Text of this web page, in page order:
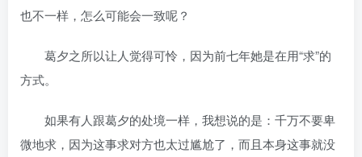
也不一样，怎么可能会一致呢？
葛夕之所以让人觉得可怜，因为前七年她是在用“求”的
方式。
如果有人跟葛夕的处境一样，我想说的是：千万不要卑
微地求，因为这事求对方也太过尴尬了，而且本身这事就没